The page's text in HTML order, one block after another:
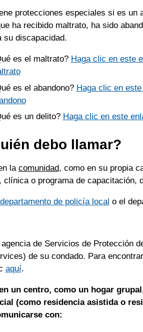
protecciones especiales si es un
ha recibido maltrato, ha sido
su discapacidad.
es el maltrato? Haga clic en este
es el abandono? Haga clic en
es un delito? Haga clic en este
debo llamar?
la comunidad, como en su propia
clínica o programa de capacitación,
departamento de policía local o el
agencia de Servicios de Protección
de su condado. Para
aquí.
un centro, como un hogar
(como residencia asistida o
con: